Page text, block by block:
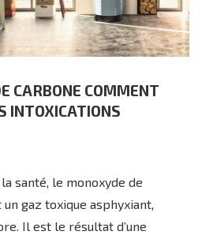
CARBONE COMMENT
INTOXICATIONS
santé, le monoxyde de
un gaz toxique asphyxiant,
Il est le résultat d’une